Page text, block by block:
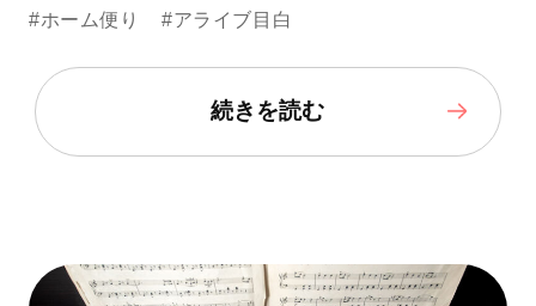
#ホーム便り
#アライブ目白
続きを読む